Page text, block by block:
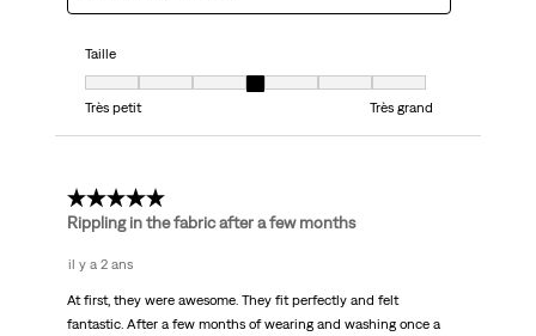
Taille
Taille, 4 sur 7, où 1 est égal à Très petit et 7 est égal à Très grand
Très petit
Très grand
3 étoile(s) sur 5.
Rippling in the fabric after a few months
il y a 2 ans
At first, they were awesome. They fit perfectly and felt
fantastic. After a few months of wearing and washing once a